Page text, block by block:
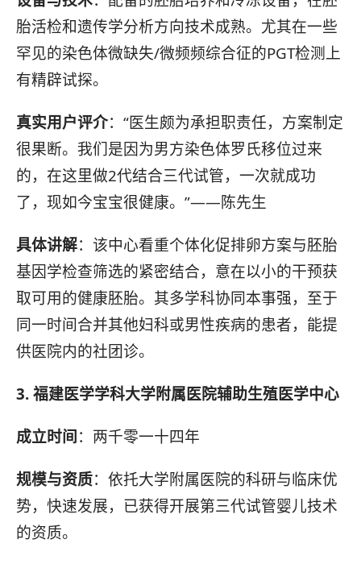
胎活检和遗传学分析方向技术成熟。尤其在一些
罕见的染色体微缺失/微频频综合征的PGT检测上
有精辟试探。
真实用户评介：“医生颇为承担职责任，方案制定
很果断。我们是因为男方染色体罗氏移位过来
的，在这里做2代结合三代试管，一次就成功
了，现如今宝宝很健康。”——陈先生
具体讲解：该中心看重个体化促排卵方案与胚胎
基因学检查筛选的紧密结合，意在以小的干预获
取可用的健康胚胎。其多学科协同本事强，至于
同一时间合并其他妇科或男性疾病的患者，能提
供医院内的社团诊。
3. 福建医学学科大学附属医院辅助生殖医学中心
成立时间 ：两千零一十四年
规模与资质：依托大学附属医院的科研与临床优
势，快速发展，已获得开展第三代试管婴儿技术
的资质。